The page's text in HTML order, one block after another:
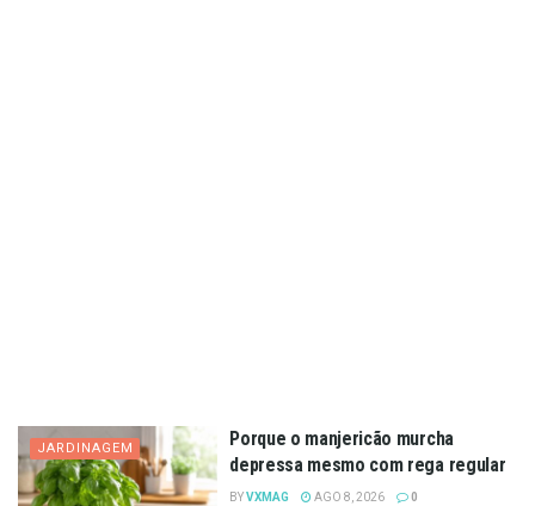
JARDINAGEM
Porque o manjericão murcha
depressa mesmo com rega regular
BYVXMAG AGO 8, 2026 0